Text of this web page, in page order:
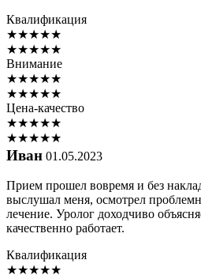
Квалификация
★★★★★
★★★★★
Внимание
★★★★★
★★★★★
Цена-качество
★★★★★
★★★★★
Иван 01.05.2023
Прием прошел вовремя и без
выслушал меня, осмотрел
лечение. Уролог доходчиво
качественно работает.
Квалификация
★★★★★